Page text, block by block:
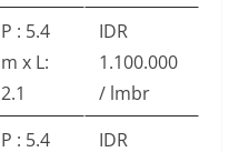
P : 5.4
m x L:
2.1
IDR
1.100.000
/ lmbr
P : 5.4
IDR